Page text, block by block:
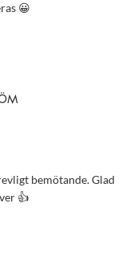
😀
bemötande. Glad
👍